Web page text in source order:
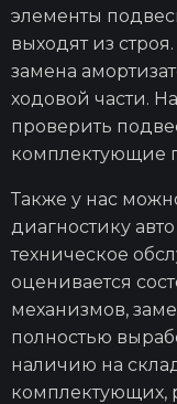
элементы
выходят из
замена
ходовой части.
проверить
комплектующие
Также у нас
диагностику
техническое
оценивается
механизмов,
полностью
наличию на
комплектующих,